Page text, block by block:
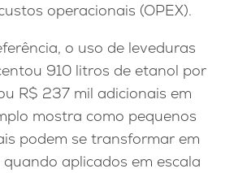
operacionais (OPEX).
o uso de leveduras
910 litros de etanol por
R$ 237 mil adicionais em
mostra como pequenos
podem se transformar em
aplicados em escala